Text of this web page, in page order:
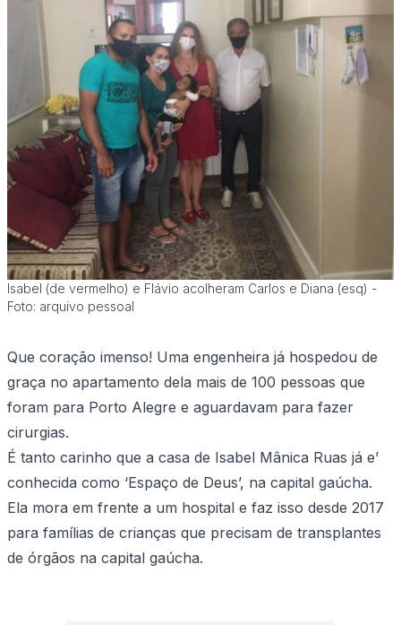
Isabel (de vermelho) e Flávio acolheram Carlos e Diana (esq) -
Foto: arquivo pessoal
Que coração imenso! Uma engenheira já hospedou de
graça no apartamento dela mais de 100 pessoas que
foram para Porto Alegre e aguardavam para fazer
cirurgias.
É tanto carinho que a casa de Isabel Mânica Ruas já e’
conhecida como ‘Espaço de Deus’, na capital gaúcha.
Ela mora em frente a um hospital e faz isso desde 2017
para famílias de crianças que precisam de transplantes
de órgãos na capital gaúcha.